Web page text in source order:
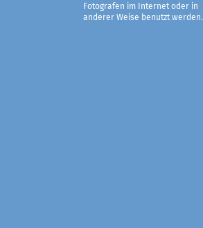
Fotografen im Internet oder in
anderer Weise benutzt werden.